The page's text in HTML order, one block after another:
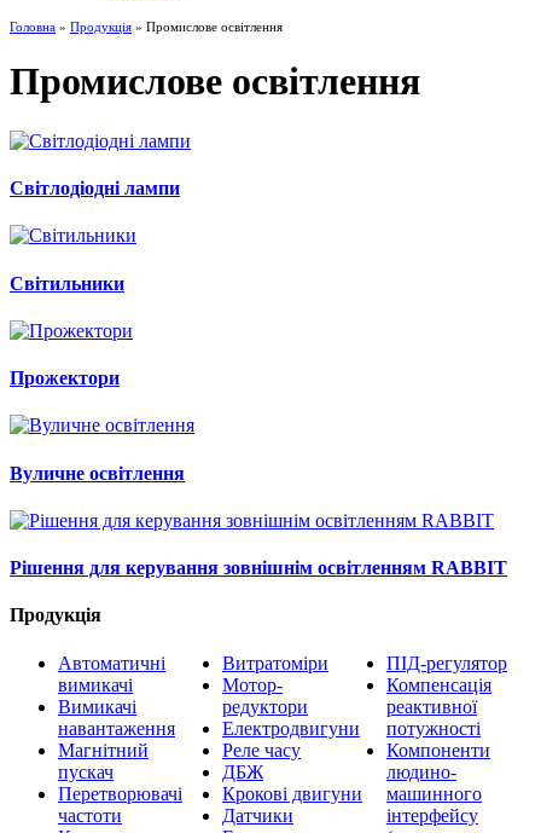
Головна » Продукція » Промислове освітлення
Промислове освітлення
Світлодіодні лампи
Світильники
Прожектори
Вуличне освітлення
Рішення для керування зовнішнім освітленням RABBIT
Продукція
Автоматичні
вимикачі
Вимикачі
навантаження
Магнітний
пускач
Перетворювачі
частоти
Витратоміри
Мотор-
редуктори
Електродвигуни
Реле часу
ДБЖ
Крокові двигуни
Датчики
ПІД-регулятор
Компенсація
реактивної
потужності
Компоненти
людино-
машинного
інтерфейсу